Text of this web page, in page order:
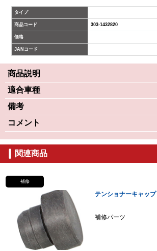
タイプ
商品コード 303-1432820
価格
JANコード
商品説明
適合車種
備考
コメント
関連商品
補修
テンショナーキャップ
補修パーツ